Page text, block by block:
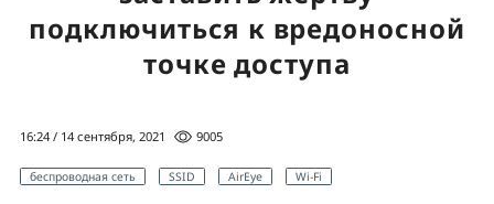
подключиться к вредоносной
точке доступа
16:24 / 14 сентября, 2021 9005
беспроводная сеть SSID AirEye Wi-Fi